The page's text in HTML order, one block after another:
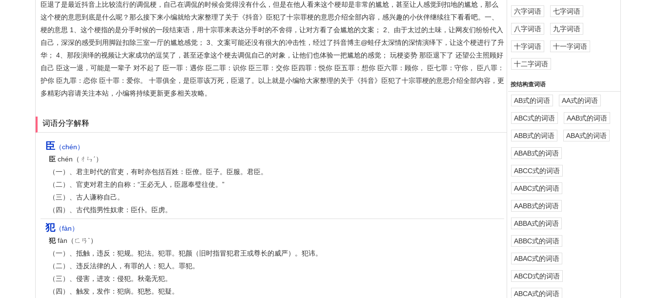
臣退了是最近抖音上比较流行的调侃梗，自己在调侃的时候会觉得没有什么，但是在他人看来这个梗却是非常的尴尬，甚至让人感觉到扣地的尴尬，那么
这个梗的意思到底是什么呢？那么接下来小编就给大家整理了关于《抖音》臣犯了十宗罪梗的意思介绍全部内容，感兴趣的小伙伴继续往下看看吧。一、
梗的意思 1、这个梗指的是分手时候的一段结束语，用十宗罪来表达分手时的不舍得，让对方看了会尴尬的文案； 2、由于太过的土味，让网友们纷纷代入
自己，深深的感受到用脚趾扣除三室一厅的尴尬感觉； 3、文案可能还没有很大的冲击性，经过了抖音博主@蛙仔太深情的深情演绎下，让这个梗进行了升
华； 4、那段演绎的视频让大家成功的逗笑了，甚至还拿这个梗去调侃自己的对象，让他们也体验一把尴尬的感觉； 玩梗姿势 那臣退下了 还望公主照顾好
自己 臣这一退，可能是一辈子 对不起了 臣一罪：遇你 臣二罪：识你 臣三罪：交你 臣四罪：悦你 臣五罪：想你 臣六罪：顾你， 臣七罪：守你， 臣八罪：
护你 臣九罪：恋你 臣十罪：爱你。 十罪俱全，是臣罪该万死，臣退了。以上就是小编给大家整理的关于《抖音》臣犯了十宗罪梗的意思介绍全部内容，更
多精彩内容请关注本站，小编将持续更新更多相关攻略。
词语分字解释
臣 （chén）
臣 chén（ㄔㄣˊ）
（一）、君主时代的官吏，有时亦包括百姓：臣僚。臣子。臣服。君臣。
（二）、官吏对君主的自称：“王必无人，臣愿奉璧往使。”
（三）、古人谦称自己。
（四）、古代指男性奴隶：臣仆。臣虏。
犯（fàn）
犯fàn（ㄈㄢˋ）
（一）、抵触，违反：犯规。犯法。犯罪。犯颜（旧时指冒犯君王或尊长的威严）。犯讳。
（二）、违反法律的人，有罪的人：犯人。罪犯。
（三）、侵害，进攻：侵犯。秋毫无犯。
（四）、触发，发作：犯病。犯愁。犯疑。
六字词语 七字词语
八字词语 九字词语
十字词语 十一字词语
十二字词语
按结构查词语
AB式的词语 AA式的词语
ABC式的词语 AAB式的词语
ABB式的词语 ABA式的词语
ABAB式的词语
ABCC式的词语
AABC式的词语
AABB式的词语
ABBA式的词语
ABBC式的词语
ABAC式的词语
ABCD式的词语
ABCA式的词语